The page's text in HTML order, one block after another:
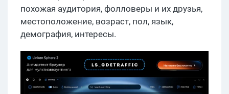
похожая аудитория, фолловеры и их друзья,
местоположение, возраст, пол, язык,
демография, интересы.